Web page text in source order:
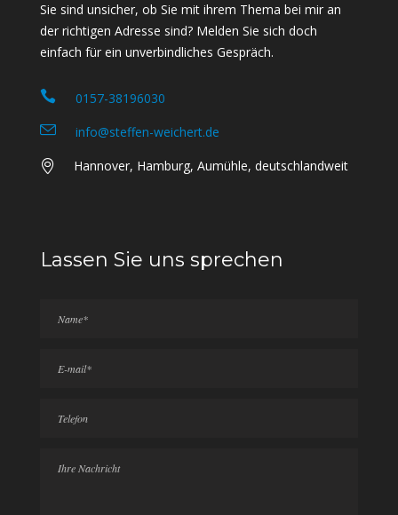
Sie sind unsicher, ob Sie mit ihrem Thema bei mir an
der richtigen Adresse sind? Melden Sie sich doch
einfach für ein unverbindliches Gespräch.
0157-38196030
info@steffen-weichert.de
Hannover, Hamburg, Aumühle, deutschlandweit
Lassen Sie uns sprechen